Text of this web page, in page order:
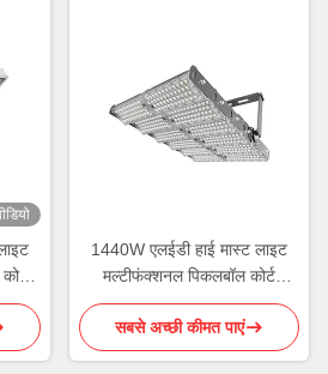
1440W एलईडी हाई मास्ट लाइट
मल्टीफंक्शनल पिकलबॉल कोर्ट
लाइटिंग स्पोर्ट्स
सबसे अच्छी कीमत पाएं